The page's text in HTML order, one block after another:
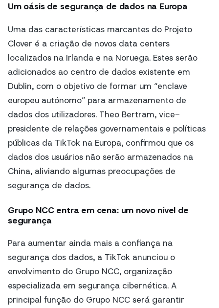
Um oásis de segurança de dados na Europa
Uma das características marcantes do Projeto
Clover é a criação de novos data centers
localizados na Irlanda e na Noruega. Estes serão
adicionados ao centro de dados existente em
Dublin, com o objetivo de formar um “enclave
europeu autónomo” para armazenamento de
dados dos utilizadores. Theo Bertram, vice-
presidente de relações governamentais e políticas
públicas da TikTok na Europa, confirmou que os
dados dos usuários não serão armazenados na
China, aliviando algumas preocupações de
segurança de dados.
Grupo NCC entra em cena: um novo nível de
segurança
Para aumentar ainda mais a confiança na
segurança dos dados, a TikTok anunciou o
envolvimento do Grupo NCC, organização
especializada em segurança cibernética. A
principal função do Grupo NCC será garantir